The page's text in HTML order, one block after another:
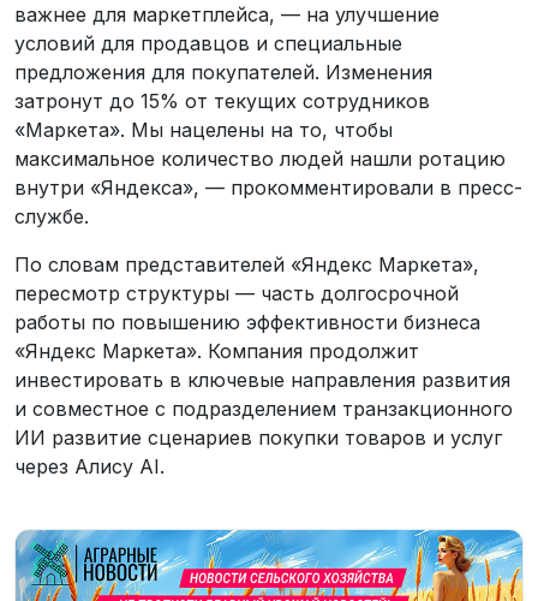
важнее для маркетплейса, — на улучшение
условий для продавцов и специальные
предложения для покупателей. Изменения
затронут до 15% от текущих сотрудников
«Маркета». Мы нацелены на то, чтобы
максимальное количество людей нашли ротацию
внутри «Яндекса», — прокомментировали в пресс-
службе.
По словам представителей «Яндекс Маркета»,
пересмотр структуры — часть долгосрочной
работы по повышению эффективности бизнеса
«Яндекс Маркета». Компания продолжит
инвестировать в ключевые направления развития
и совместное с подразделением транзакционного
ИИ развитие сценариев покупки товаров и услуг
через Алису AI.